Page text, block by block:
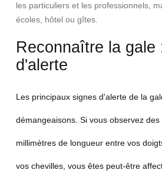
les particuliers et les professionnels,
écoles, hôtel ou gîtes.
Reconnaître la gale
d'alerte
Les principaux signes d'alerte de la
démangeaisons. Si vous observez
millimètres de longueur entre vos
vos chevilles, vous êtes peut-être